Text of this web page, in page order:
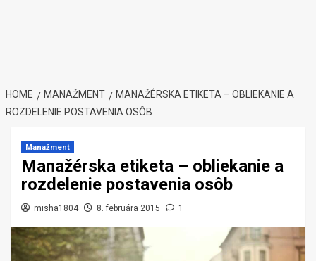
HOME MANAŽMENT
MANAŽÉRSKA ETIKETA – OBLIEKANIE A
ROZDELENIE POSTAVENIA OSÔB
Manažment
Manažérska etiketa – obliekanie a
rozdelenie postavenia osôb
misha1804 8. februára 2015 1